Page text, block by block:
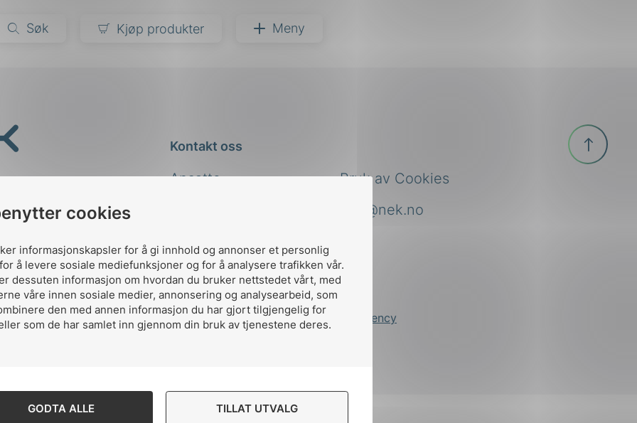
cookies
informasjonskapsler for å gi innhold og annonser et personlig
å levere sosiale mediefunksjoner og for å analysere trafikken vår.
dessuten informasjon om hvordan du bruker nettstedet vårt, med
våre innen sosiale medier, annonsering og analysearbeid, som
den med annen informasjon du har gjort tilgjengelig for
som de har samlet inn gjennom din bruk av tjenestene deres.
GODTA ALLE TILLAT UTVALG
Søk Kjøp produkter Meny
Kontakt oss
Ansatte
nek@nek.no
Bruk av Cookies
Designed and developed by Stem Agency
Til
toppen